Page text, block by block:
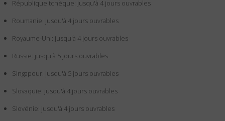
République tchèque: jusqu'à 4 jours ouvrables
Roumanie: jusqu'à 4 jours ouvrables
Royaume-Uni: jusqu'à 4 jours ouvrables
Russie: jusqu'à 5 jours ouvrables
Singapour: jusqu'à 5 jours ouvrables
Slovaquie: jusqu'à 4 jours ouvrables
Slovénie: jusqu'à 4 jours ouvrables